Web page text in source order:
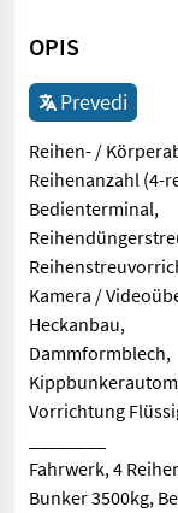
OPIS
Prevedi
Reihen- /
Reihenanzahl (4-
Bedienterminal,
Kamera /
Heckanbau,
Dammformblech,
Vorrichtung
Fahrwerk, 4
Bunker 3500kg,